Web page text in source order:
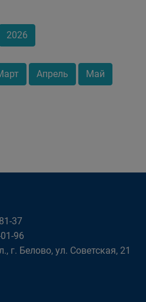
2026
Апрель Май
37
96
г. Белово, ул. Советская, 21